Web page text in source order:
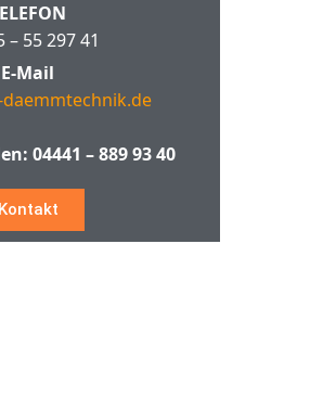
– 55 297 41
E-Mail
04441 – 889 93 40
Kontakt